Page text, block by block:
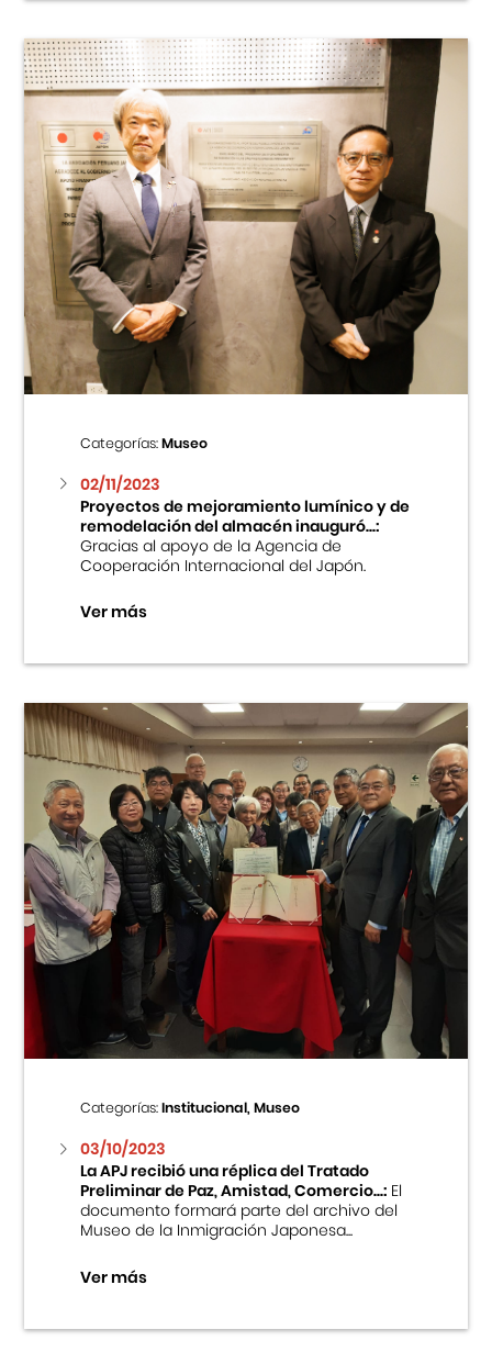
Categorías:Museo
02/11/2023
Proyectos de mejoramiento lumínico y de
remodelación del almacén inauguró...:
Gracias al apoyo de la Agencia de
Cooperación Internacional del Japón.
Ver más
Categorías:Institucional, Museo
03/10/2023
La APJ recibió una réplica del Tratado
Preliminar de Paz, Amistad, Comercio...:El
documento formará parte del archivo del
Museo de la Inmigración Japonesa...
Ver más